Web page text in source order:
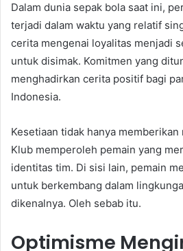
Dalam dunia sepak bola saat ini,
terjadi dalam waktu yang relatif
cerita mengenai loyalitas menjadi
untuk disimak. Komitmen yang
menghadirkan cerita positif bagi
Indonesia.
Kesetiaan tidak hanya memberikan
Klub memperoleh pemain yang
identitas tim. Di sisi lain, pemain
untuk berkembang dalam
dikenalnya. Oleh sebab itu.
Optimisme